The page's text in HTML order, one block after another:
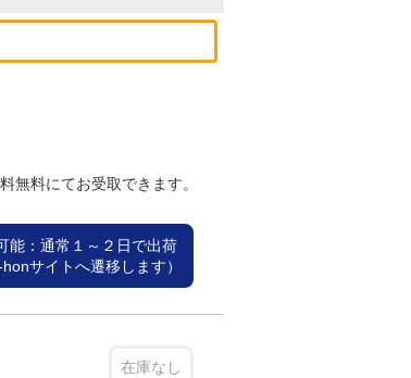
無料にてお受取できます。
能：通常１～２日で出荷
honサイトへ遷移します）
在庫なし